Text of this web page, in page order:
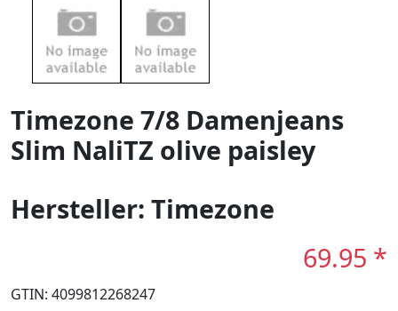
Timezone 7/8 Damenjeans
Slim NaliTZ olive paisley
Hersteller: Timezone
69.95 *
GTIN: 4099812268247